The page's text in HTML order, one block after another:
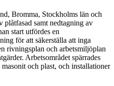
Bromma, Stockholms län och
samt nedtagning av
start utfördes en
för att säkerställa att inga
rivningsplan och arbetsmiljöplan
Arbetsområdet spärrades
och plast, och installationer